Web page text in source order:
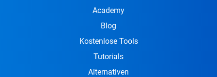
Academy
Blog
Kostenlose Tools
Tutorials
Alternativen